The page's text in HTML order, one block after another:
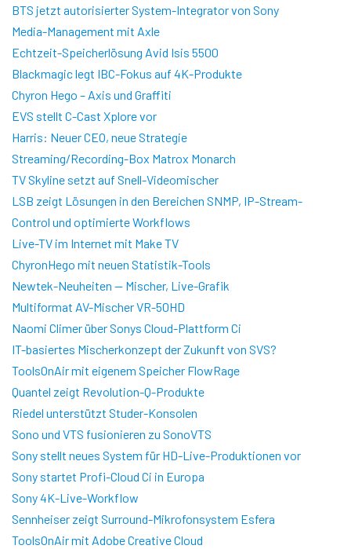
BTS jetzt autorisierter System-Integrator von Sony
Media-Management mit Axle
Echtzeit-Speicherlösung Avid Isis 5500
Blackmagic legt IBC-Fokus auf 4K-Produkte
Chyron Hego – Axis und Graffiti
EVS stellt C-Cast Xplore vor
Harris: Neuer CEO, neue Strategie
Streaming/Recording-Box Matrox Monarch
TV Skyline setzt auf Snell-Videomischer
LSB zeigt Lösungen in den Bereichen SNMP, IP-Stream-
Control und optimierte Workflows
Live-TV im Internet mit Make TV
ChyronHego mit neuen Statistik-Tools
Newtek-Neuheiten — Mischer, Live-Grafik
Multiformat AV-Mischer VR-50HD
Naomi Climer über Sonys Cloud-Plattform Ci
IT-basiertes Mischerkonzept der Zukunft von SVS?
ToolsOnAir mit eigenem Speicher FlowRage
Quantel zeigt Revolution-Q-Produkte
Riedel unterstützt Studer-Konsolen
Sono und VTS fusionieren zu SonoVTS
Sony stellt neues System für HD-Live-Produktionen vor
Sony startet Profi-Cloud Ci in Europa
Sony 4K-Live-Workflow
Sennheiser zeigt Surround-Mikrofonsystem Esfera
ToolsOnAir mit Adobe Creative Cloud